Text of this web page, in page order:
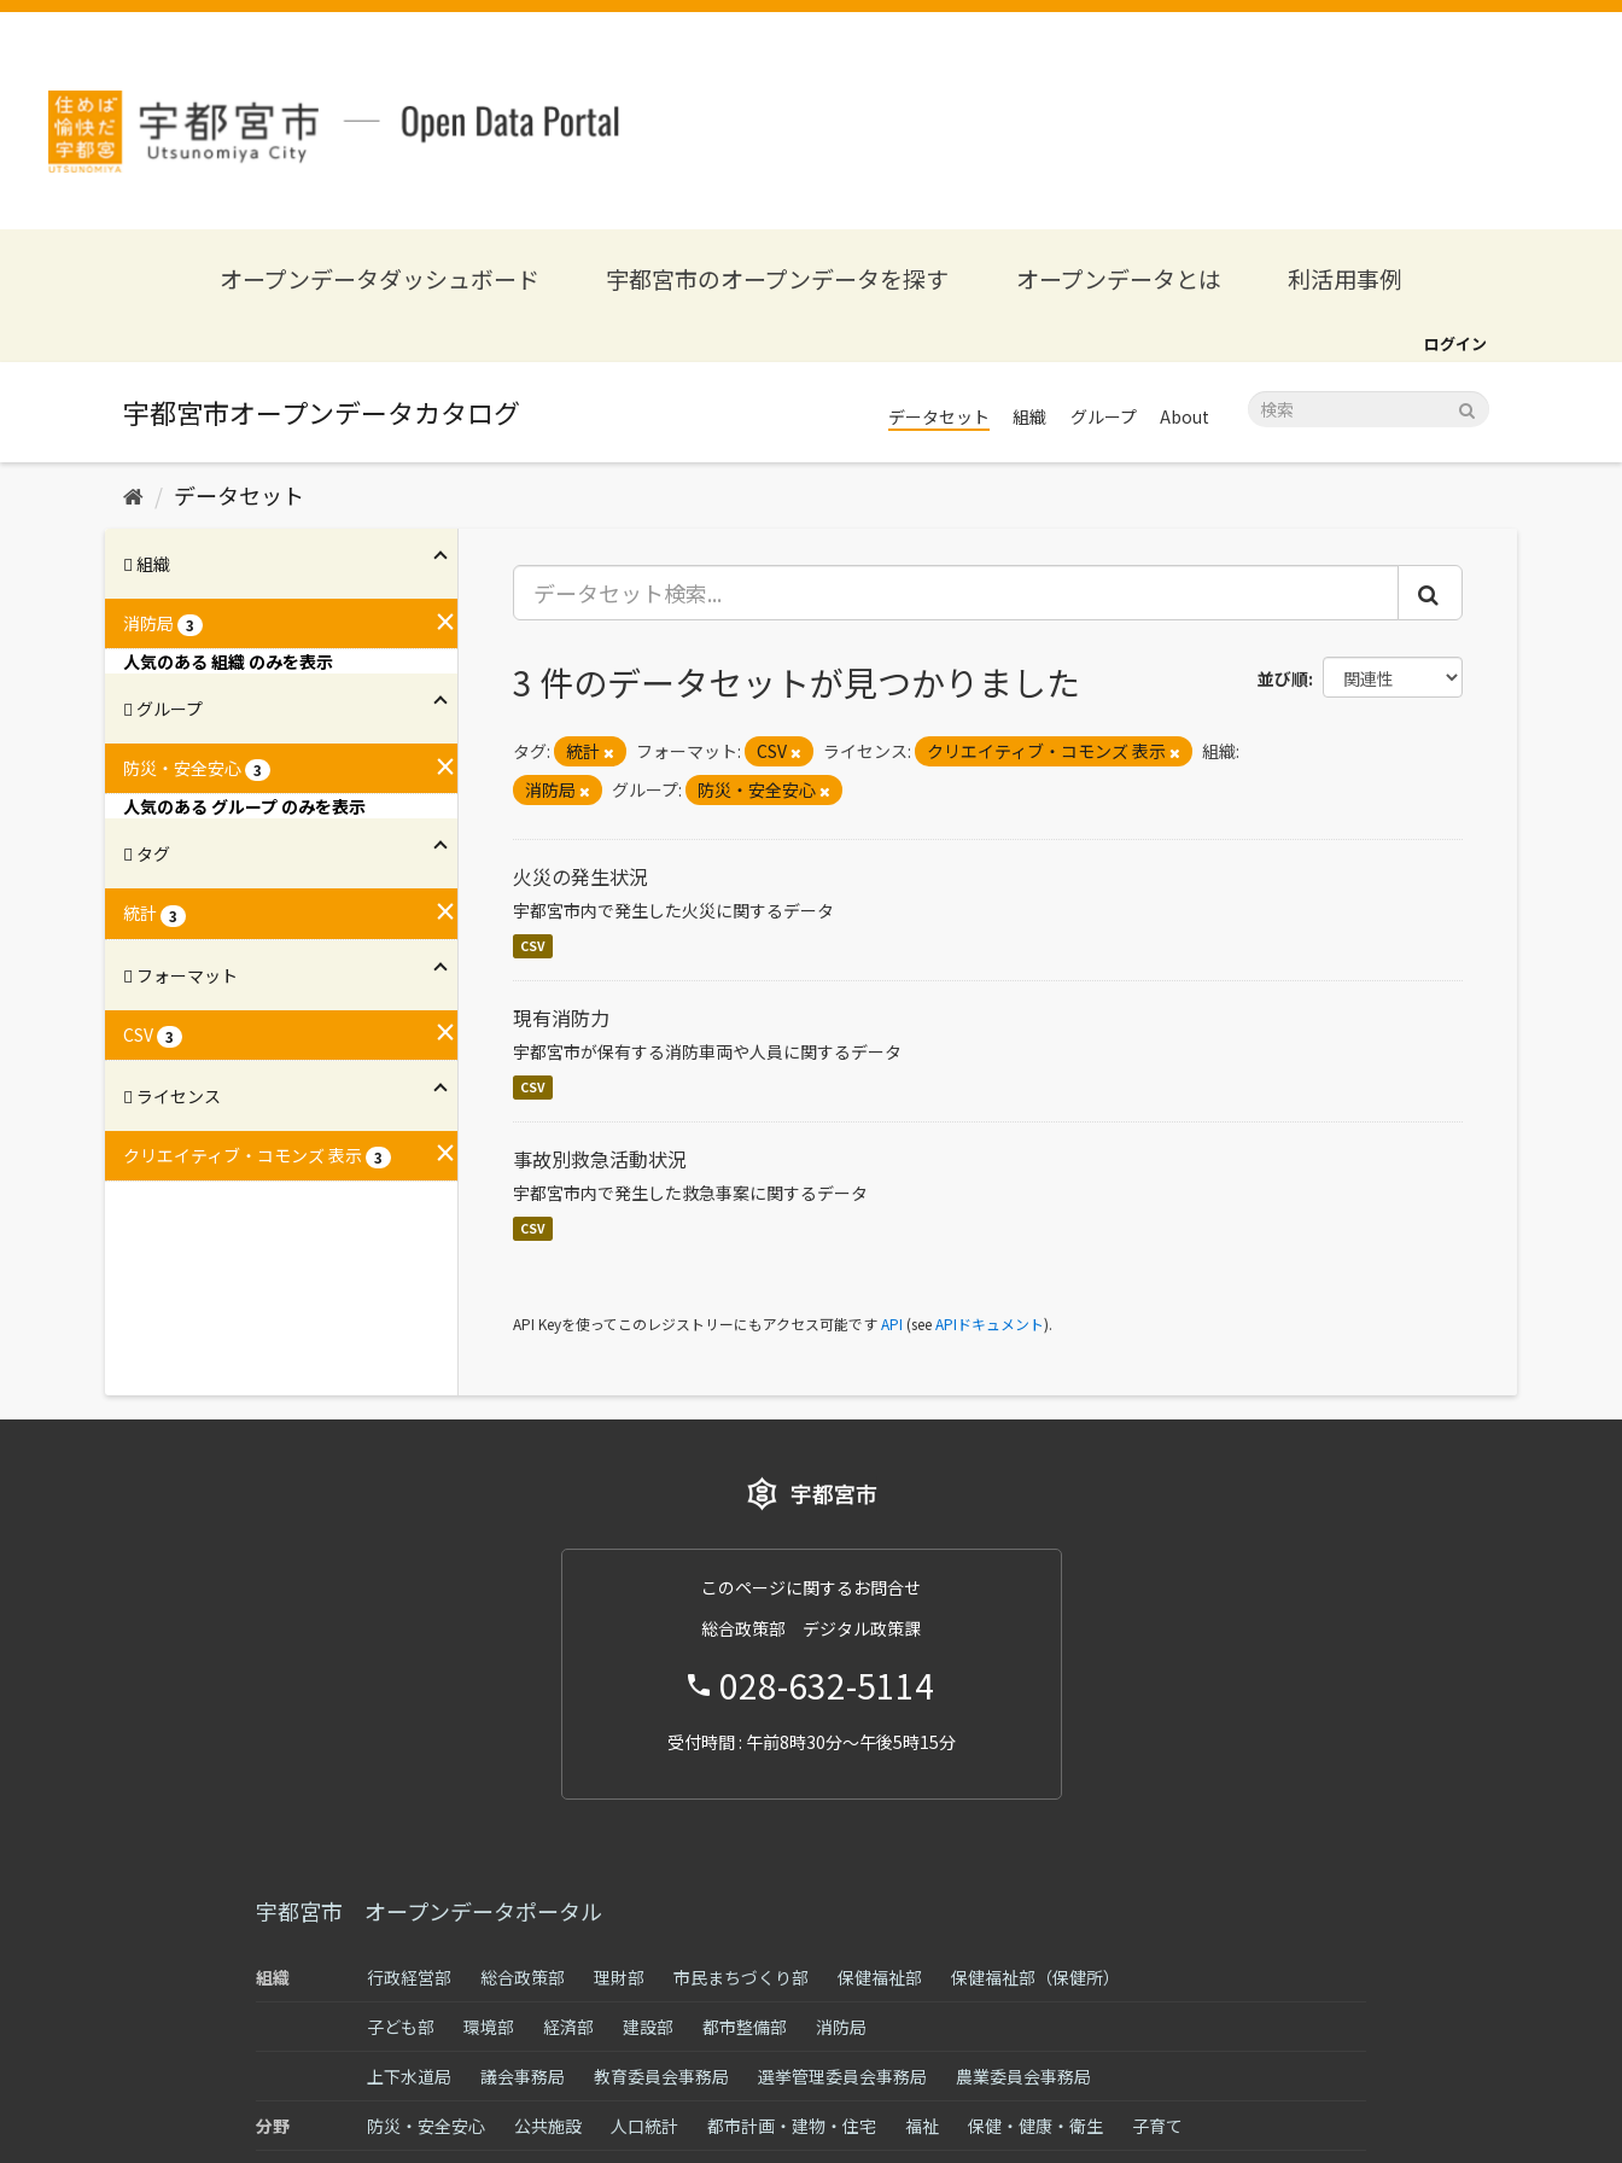
ス
オープンデータダッシュボード 宇都宮市のオープンデータを探す オープンデータとは 利活用事例
ログイン
データセット 組織 グループ About
データセット
組織
消防局 3
人気のある 組織 のみを表示
グループ
防災・安全安心 3
人気のある グループ のみを表示
タグ
統計 3
フォーマット
CSV 3
ライセンス
クリエイティブ・コモンズ 表示 3
並び順
3 件のデータセットが見つかりました
タグ: 統計 フォーマット: CSV ライセンス: クリエイティブ・コモンズ 表示
組織:
消防局
グループ: 防災・安全安心
火災の発生状況
宇都宮市内で発生した火災に関するデータ
CSV
現有消防力
宇都宮市が保有する消防車両や人員に関するデータ
CSV
事故別救急活動状況
宇都宮市内で発生した救急事案に関するデータ
CSV
API Keyを使ってこのレジストリーにもアクセス可能ですAPI (seeAPIドキュメント).
このページに関するお問合せ
総合政策部 デジタル政策課
028-632-5114
受付時間 : 午前8時30分～午後5時15分
宇都宮市 オープンデータポータル
組織 行政経営部 総合政策部 理財部 市民まちづくり部 保健福祉部 保健福祉部（保健所）
子ども部 環境部 経済部 建設部 都市整備部 消防局
上下水道局 議会事務局 教育委員会事務局 選挙管理委員会事務局 農業委員会事務局
分野 防災・安全安心 公共施設 人口統計 都市計画・建物・住宅 福祉 保健・健康・衛生 子育て